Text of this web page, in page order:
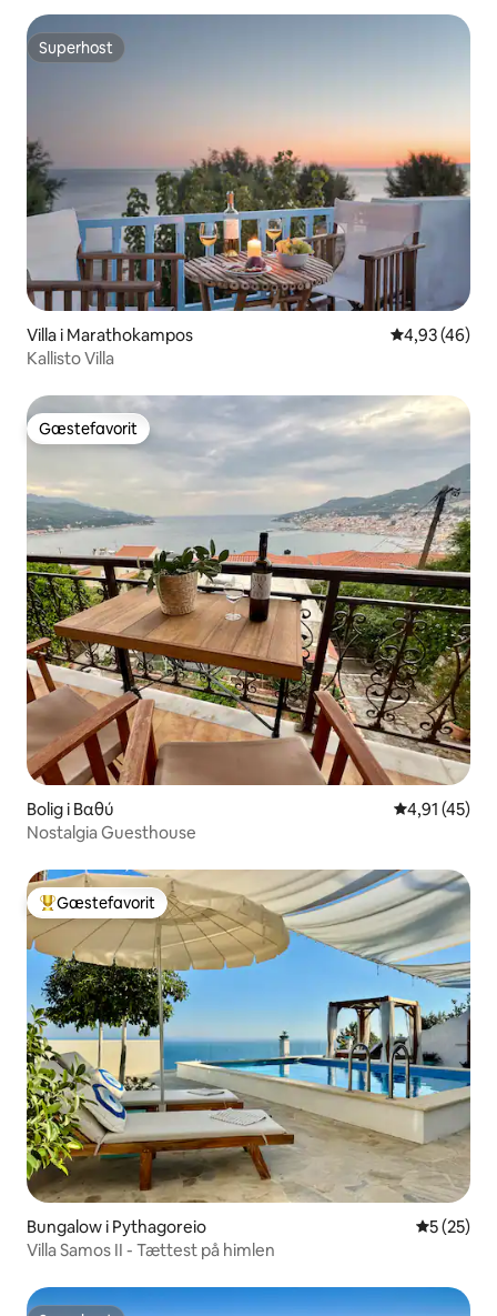
Superhost
Superhost
Villa i Marathokampos 4,93 ud af 5 i
4,93 (46)
Kallisto Villa
Gæstefavorit
Gæstefavorit
Bolig i Βαθύ 4,91 ud af 5
4,91 (45)
Nostalgia Guesthouse
Bedste gæstefavorit
Gæstefavorit
Bungalow i Pythagoreio 5 ud af 5 i
5 (25)
Villa Samos II - Tættest på himlen